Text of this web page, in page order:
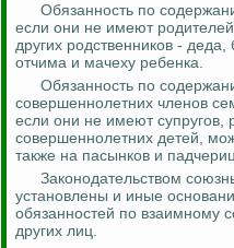
Обязанность по
если они не имеют
других родственников - деда,
отчима и мачеху ребенка.
Обязанность по
совершеннолетних членов
если они не имеют супругов,
совершеннолетних детей,
также на пасынков и
Законодательством
установлены и иные
обязанностей по взаимному
других лиц.